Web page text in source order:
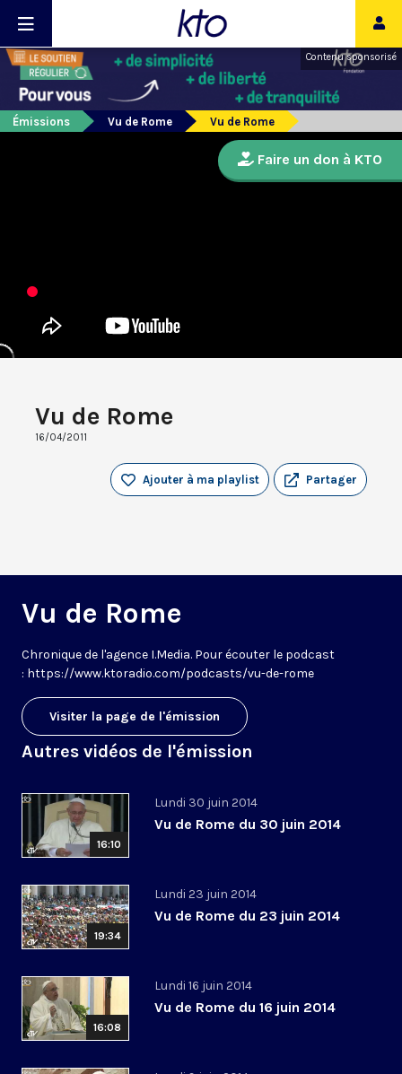
Contenu sponsorisé
Émissions Vu de Rome Vu de Rome
Vu de Rome
16/04/2011
Partager
Ajouter à ma playlist
Vu de Rome
Chronique de l'agence I.Media. Pour écouter le podcast
: https://www.ktoradio.com/podcasts/vu-de-rome
Visiter la page de l'émission
Autres vidéos de l'émission
16:10
Lundi 30 juin 2014
Vu de Rome du 30 juin 2014
19:34
Lundi 23 juin 2014
Vu de Rome du 23 juin 2014
16:08
Lundi 16 juin 2014
Vu de Rome du 16 juin 2014
Faire un don à KTO